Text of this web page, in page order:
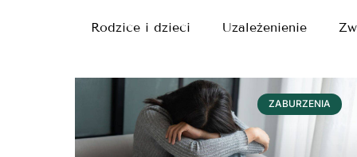
Rodzice i dzieci Uzależenienie
ZABURZENIA